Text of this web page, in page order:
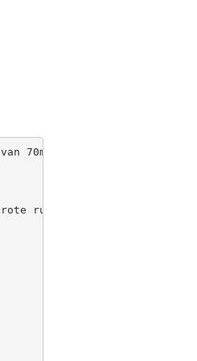
70m ², gelegen op de 2e
ruimte van douche geeft.